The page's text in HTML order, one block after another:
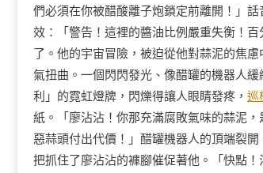
們必須在你被醋酸離子炮鎖定前離開！」
效：「警告！這裡的醬油比例嚴重失衡！
了。他的宇宙冒險，被迫從他對蒜泥的焦
氣扭曲。一個閃閃發光、像醋罐的機器人
利」的霓虹燈牌，閃爍得讓人眼睛發疼， 巡
紙。「廖沾沾！你那充滿腐敗氣味的蒜泥
惡蒜頭付出代價！」醋罐機器人的頂端裂
把抓住了廖沾沾的褲腳催促著他。「快點